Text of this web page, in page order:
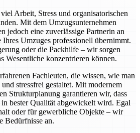
Arbeit, Stress und organisatorischen
Mit dem Umzugsunternehmen
jedoch eine zuverlässige Partnerin an
Ihres Umzuges professionell übernimmt.
oder die Packhilfe – wir sorgen
Wesentliche konzentrieren können.
Fachleuten, die wissen, wie man
stressfrei gestaltet. Mit modernem
Strukturplanung garantieren wir, dass
bester Qualität abgewickelt wird. Egal
oder für gewerbliche Objekte – wir
Bedürfnisse an.